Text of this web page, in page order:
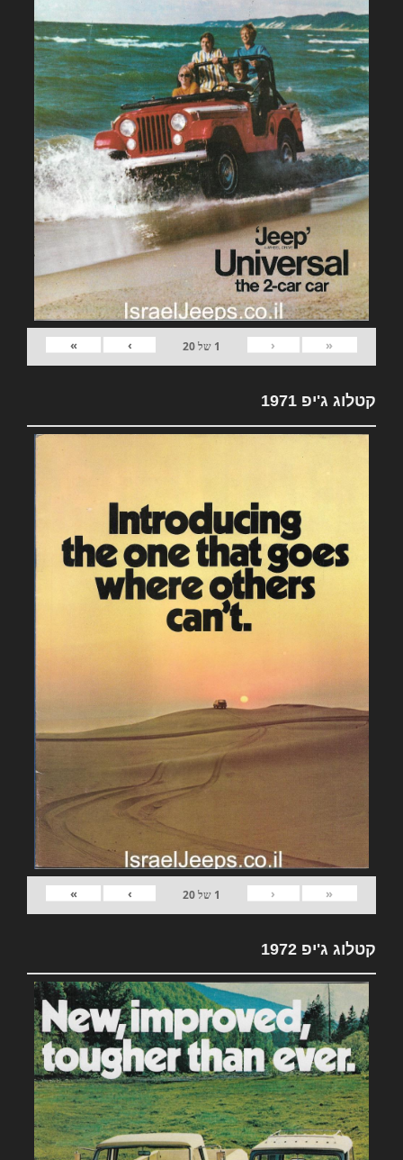
«
‹
1 של20
›
»
קטלוג ג'יפ 1971
«
‹
1 של20
›
»
קטלוג ג'יפ 1972